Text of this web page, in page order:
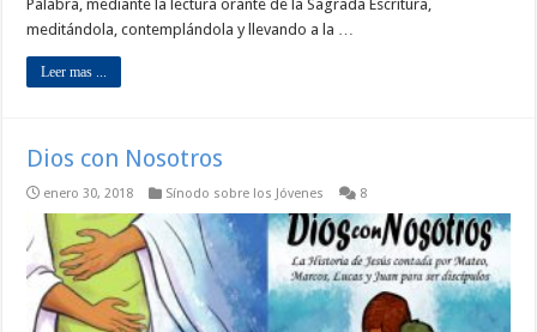
Palabra, mediante la lectura orante de la Sagrada Escritura,
meditándola, contemplándola y llevando a la …
Leer mas ...
Dios con Nosotros
enero 30, 2018 Sínodo sobre los Jóvenes 8